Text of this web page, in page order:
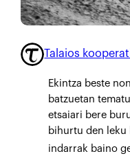
Talaios
Ekintza beste
batzuetan
etsaiari bere
bihurtu den leku
indarrak baino